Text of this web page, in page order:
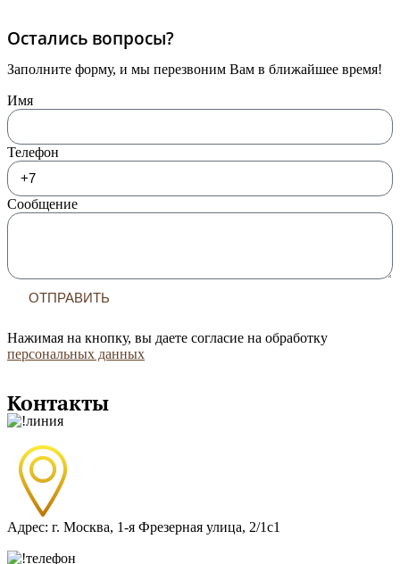
Остались вопросы?
Заполните форму, и мы перезвоним Вам в ближайшее время!
Имя
Телефон
Сообщение
ОТПРАВИТЬ
Нажимая на кнопку, вы даете согласие на обработку
персональных данных
Контакты
Адрес: г. Москва, 1-я Фрезерная улица, 2/1с1